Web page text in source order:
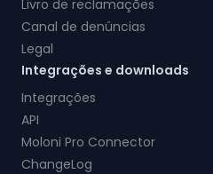
Livro de reclamações
Canal de denúncias
Legal
Integrações e downloads
Integrações
API
Moloni Pro Connector
ChangeLog